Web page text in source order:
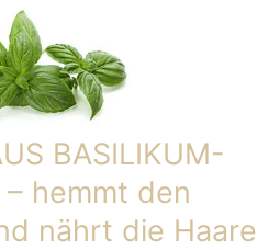
BASILIKUM-
– hemmt den
nährt die Haare